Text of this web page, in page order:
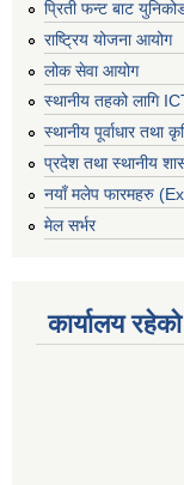
प्रिती फन्ट बाट
राष्ट्रिय योजना आयोग
लोक सेवा आयोग
स्थानीय तहको लागि
स्थानीय पूर्वाधार तथा
प्रदेश तथा स्थानीय
नयाँ मलेप फारमहरु
मेल सर्भर
कार्यालय